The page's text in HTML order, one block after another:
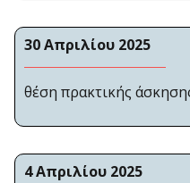
30 Απριλίου 2025
θέση πρακτικής
4 Απριλίου 2025